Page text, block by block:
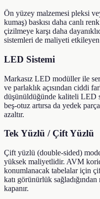
Ön yüzey malzemesi pleksi
kumaş) baskısı daha canlı
çizilmeye karşı daha
sistemleri de maliyeti etkileyen
LED Sistemi
Markasız LED modüller ile
ve parlaklık açısından ciddi
düşünüldüğünde kaliteli LED
beş-otuz artırsa da yedek
azaltır.
Tek Yüzlü / Çift Yüzlü
Çift yüzlü (double-sided)
yüksek maliyetlidir. AVM
konumlanacak tabelalar için
katı görünürlük
kapanır.